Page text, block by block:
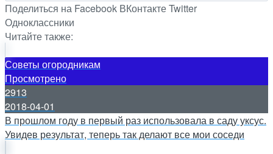
Поделиться на Facebook ВКонтактеTwitter
Одноклассники
Читайте также:
Советы огородникам
Просмотрено
2913
2018-04-01
В прошлом году в первый раз использовала в саду уксус.
Увидев результат, теперь так делают все мои соседи